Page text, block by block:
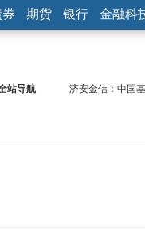
期货 银行 金融科
站导航
济安金信：中国
央行公开市场净